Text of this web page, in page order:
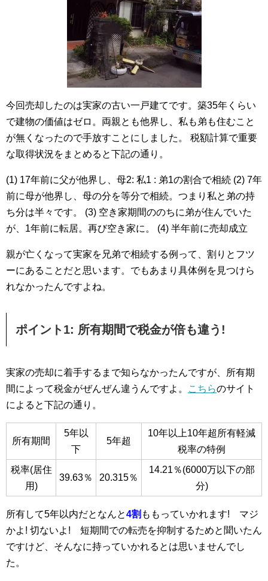
今回売却したのは実家の古い一戸建てです。築35年くらい
で建物の価値はゼロ。両親とも他界し、私も弟も住むこと
が無くなったので手放すことにしました。
税額計算で重要
な取得状況をまとめると下記の通り。
(1) 17年前に父が他界し、母2: 私1 : 弟1の割合で相続 (2) 7年
前に母が他界し、母の分を等分で相続。つまり私と弟の持
ち分は半々です。
(3) 空き家期間ののちに弟が住んでいた
が、1年前に転居。再び空き家に。
(4) 半年前に売却成立
親が亡くなって実家を兄弟で相続する例って、割りとフツ
ーにあることだと思います。でもあまり具体例を見つけら
れなかったんですよね。
ポイント1: 所有期間で税金が倍も違う!
実家の売却に着手するまで知らなかったんですが、所有期
間によって税金がぜんぜん違うんですよ。
こちらのサイト
によると下記の通り。
所有期間
5年以
下
5年超
10年以上10年超所有軽減
税率の特例
税率(居住
用)
39.63％ 20.315％
14.21％(6000万以下の部
分)
所有して5年以内だとなんと4割 ももっていかれます! マジ
かよ! 切ないよ! 短期間での転売を抑制するためと聞いたん
ですけど、そんなに持っていかれるとは思いませんでし
た。